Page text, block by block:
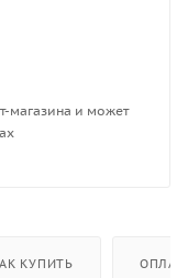
магазина и может
КУПИТЬ